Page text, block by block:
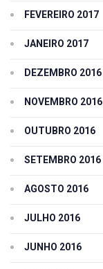
FEVEREIRO 2017
JANEIRO 2017
DEZEMBRO 2016
NOVEMBRO 2016
OUTUBRO 2016
SETEMBRO 2016
AGOSTO 2016
JULHO 2016
JUNHO 2016